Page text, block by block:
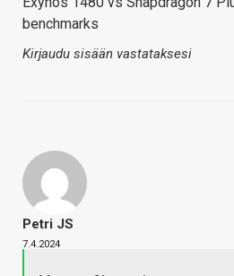
benchmarks
Kirjaudu sisään vastataksesi
Petri JS
7.4.2024